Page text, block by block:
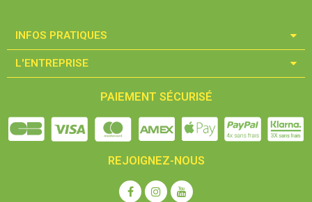
INFOS PRATIQUES​
L'ENTREPRISE​
PAIEMENT SÉCURISÉ
REJOIGNEZ-NOUS